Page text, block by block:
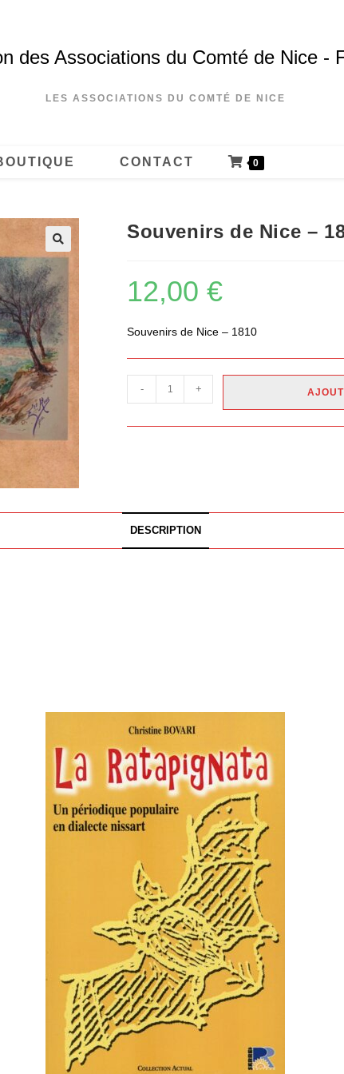
des Associations du Comté de Nice -
LES ASSOCIATIONS DU COMTÉ DE NICE
CONTACT 0
Souvenirs de Nice –
12,00 €
Souvenirs de Nice – 1810
- +
DESCRIPTION